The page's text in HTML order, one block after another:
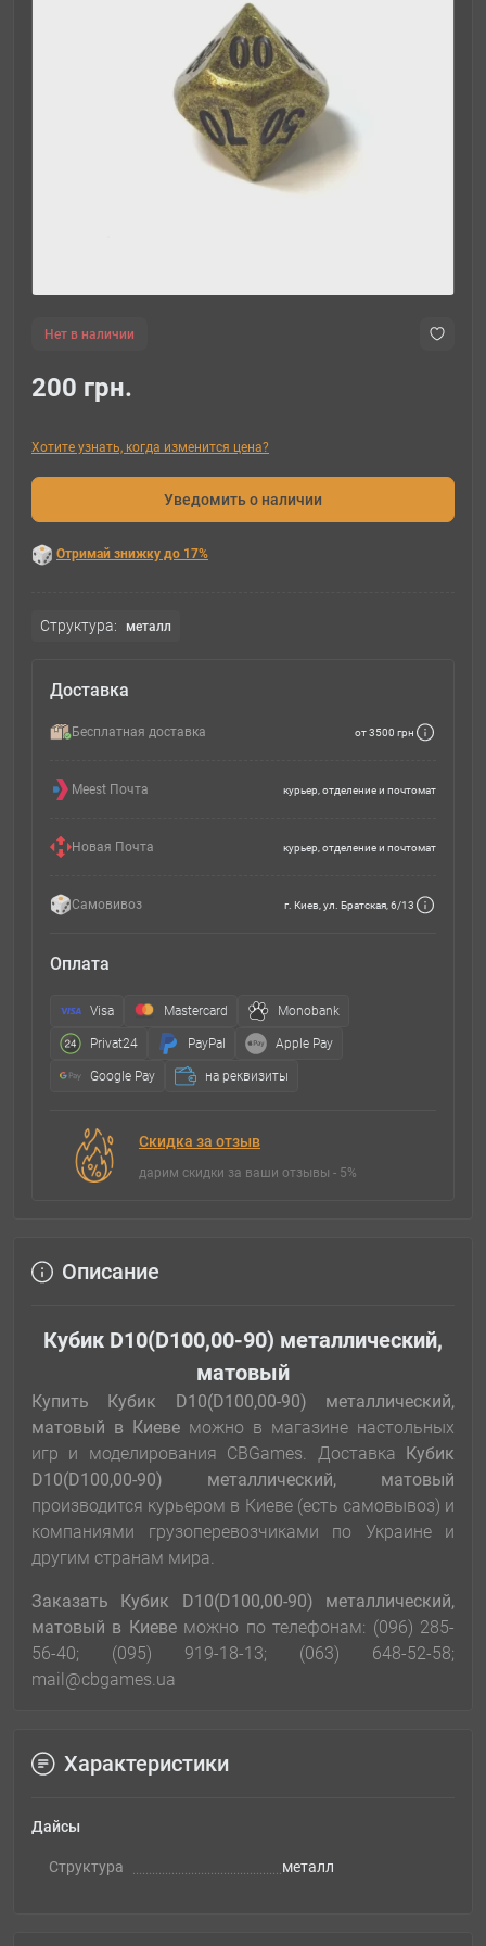
Нет в наличии
200 грн.
Хотите узнать, когда изменится цена?
Уведомить о наличии
Отримай знижку до 17%
Структура: металл
Доставка
Бесплатная доставка от 3500 грн
Meest Почта курьер, отделение и почтомат
Новая Почта курьер, отделение и почтомат
Самовивоз г. Киев, ул. Братская, 6/13
Оплата
Visa Mastercard Monobank
Privat24 PayPal Apple Pay
Google Pay на реквизиты
Скидка за отзыв
дарим скидки за ваши отзывы - 5%
Описание
Кубик D10(D100,00-90) металлический,
матовый
Купить Кубик D10(D100,00-90) металлический,
матовый в Киеве можно в магазине настольных
игр и моделирования CBGames. Доставка Кубик
D10(D100,00-90) металлический, матовый
производится курьером в Киеве (есть самовывоз) и
компаниями грузоперевозчиками по Украине и
другим странам мира.
Заказать Кубик D10(D100,00-90) металлический,
матовый в Киевеможно по телефонам: (096) 285-
56-40; (095) 919-18-13; (063) 648-52-58;
mail@cbgames.ua
Характеристики
Дайсы
Структура металл